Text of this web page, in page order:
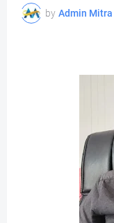
by Admin Mitra